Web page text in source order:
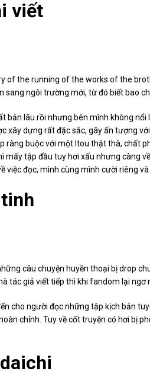
viết
of the running of the works of the
sang ngôi trường mới, từ đó biết bao
bản lâu rồi nhưng bên mình không
xây dựng rất đặc sắc, gây ấn tượng
ràng buộc với một Itou thật thà, chất
mấy tập đầu tuy hơi xấu nhưng càng
việc đọc, mình cùng mình cười riêng
câu chuyện huyền thoại bị drop
tác giả viết tiếp thì khi fandom lại ngơ
cho người đọc những tập kịch bản
chỉnh. Tuy về cốt truyện có hơi bị